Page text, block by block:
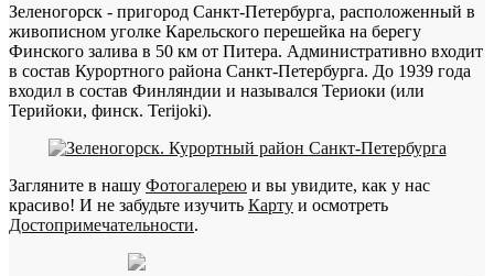
Зеленогорск - пригород Санкт-Петербурга, расположенный в
живописном уголке Карельского перешейка на берегу
Финского залива в 50 км от Питера. Административно входит
в состав Курортного района Санкт-Петербурга. До 1939 года
входил в состав Финляндии и назывался Териоки (или
Терийоки, финск. Terijoki).
Загляните в нашу Фотогалерею и вы увидите, как у нас
красиво! И не забудьте изучить Карту и осмотреть
Достопримечательности.